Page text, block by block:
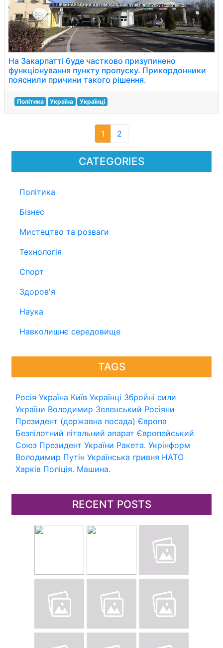
CATEGORIES
Політика
Бізнес
Мистецтво та розваги
Технологія
Спорт
Здоров'я
Наука
Навколишнє середовище
TAGS
Росія Україна Київ Українці Збройні сили
України Володимир Зеленський Росіяни
Президент (державна посада) Європа
Безпілотний літальний апарат Європейський
Союз Президент України Ракета. Укрінформ
Володимир Путін Українська гривня НАТО
Харків Поліція. Машина.
RECENT POSTS
На Закарпатті буде частково призупинено
функціонування пункту пропуску. Прикордонники
пояснили причини такого рішення.
Політика Україна Українці
1 2